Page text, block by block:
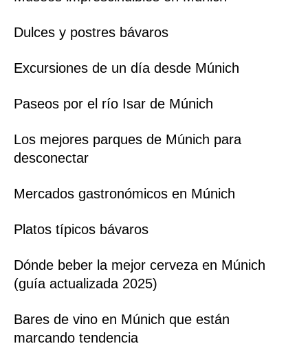
Dulces y postres bávaros
Excursiones de un día desde Múnich
Paseos por el río Isar de Múnich
Los mejores parques de Múnich para
desconectar
Mercados gastronómicos en Múnich
Platos típicos bávaros
Dónde beber la mejor cerveza en Múnich
(guía actualizada 2025)
Bares de vino en Múnich que están
marcando tendencia